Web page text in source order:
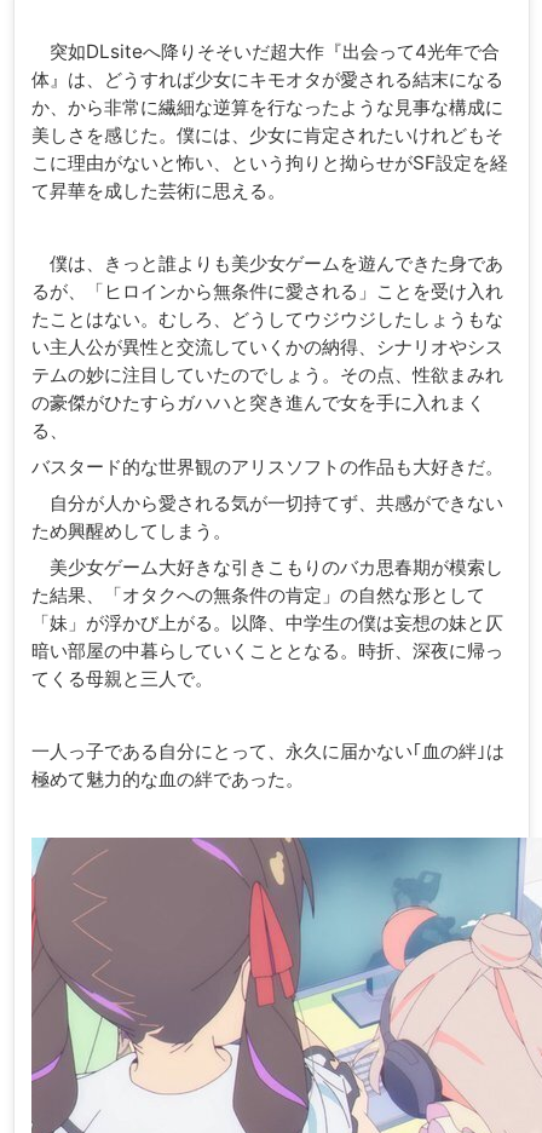
突如DLsiteへ降りそそいだ超大作『出会って4光年で合
体』は、どうすれば少女にキモオタが愛される結末になる
か、から非常に繊細な逆算を行なったような見事な構成に
美しさを感じた。僕には、少女に肯定されたいけれどもそ
こに理由がないと怖い、という拘りと拗らせがSF設定を経
て昇華を成した芸術に思える。
僕は、きっと誰よりも美少女ゲームを遊んできた身であ
るが、「ヒロインから無条件に愛される」ことを受け入れ
たことはない。むしろ、どうしてウジウジしたしょうもな
い主人公が異性と交流していくかの納得、シナリオやシス
テムの妙に注目していたのでしょう。その点、性欲まみれ
の豪傑がひたすらガハハと突き進んで女を手に入れまく
る、
バスタード的な世界観のアリスソフトの作品も大好きだ。
自分が人から愛される気が一切持てず、共感ができない
ため興醒めしてしまう。
美少女ゲーム大好きな引きこもりのバカ思春期が模索し
た結果、「オタクへの無条件の肯定」の自然な形として
「妹」が浮かび上がる。以降、中学生の僕は妄想の妹と仄
暗い部屋の中暮らしていくこととなる。時折、深夜に帰っ
てくる母親と三人で。
一人っ子である自分にとって、永久に届かない｢血の絆｣は
極めて魅力的な血の絆であった。